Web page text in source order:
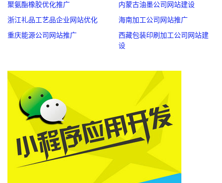
聚氨酯橡胶优化推广
内蒙古油墨公司网站建设
浙江礼品工艺品企业网站优化
海南加工公司网站推广
重庆能源公司网站推广
西藏包装印刷加工公司网站建
设